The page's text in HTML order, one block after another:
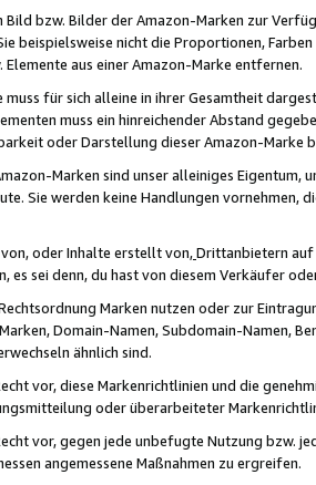
Bild bzw. Bilder der Amazon-Marken zur
beispielsweise nicht die Proportionen,
aus einer Amazon-Marke entfernen.
muss für sich alleine in ihrer Gesamtheit
muss ein hinreichender Abstand
oder Darstellung dieser Amazon-Marke
Marken sind unser alleiniges
Sie werden keine Handlungen vornehmen,
oder Inhalte erstellt von,Drittanbietern auf
es sei denn, du hast von diesem Verkäufer
Marken nutzen oder zur
Domain-Namen, Subdomain-Namen,
ähnlich sind.
vor, diese Markenrichtlinien und die
oder überarbeiteter
vor, gegen jede unbefugte Nutzung bzw.
angemessene Maßnahmen zu ergreifen.